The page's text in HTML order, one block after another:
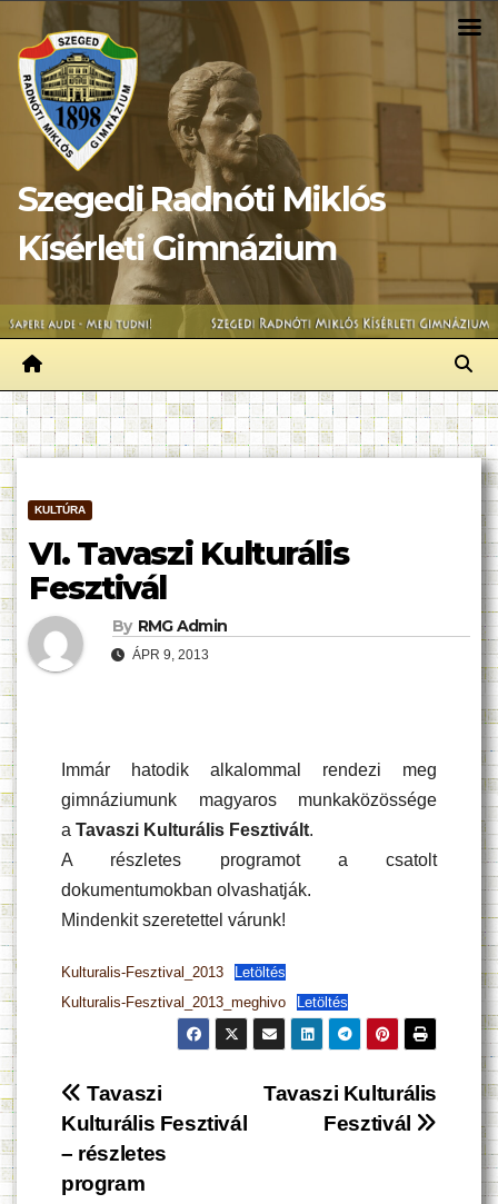
content
Szegedi Radnóti Miklós
Kísérleti Gimnázium
KULTÚRA
VI. Tavaszi Kulturális
Fesztivál
By RMG Admin
ÁPR 9, 2013
Immár hatodik alkalommal rendezi meg
gimnáziumunk magyaros munkaközössége
a Tavaszi Kulturális Fesztivált.
A részletes programot a csatolt
dokumentumokban olvashatják.
Mindenkit szeretettel várunk!
Kulturalis-Fesztival_2013
Letöltés
Kulturalis-Fesztival_2013_meghivo
Letöltés
Bejegyzés
navigáció
Tavaszi Kulturális
Fesztivál
Tavaszi
Kulturális Fesztivál
– részletes
program